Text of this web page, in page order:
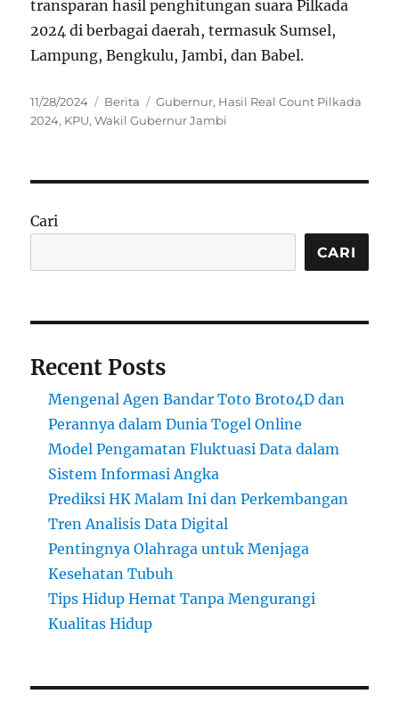
transparan hasil penghitungan suara Pilkada
2024 di berbagai daerah, termasuk Sumsel,
Lampung, Bengkulu, Jambi, dan Babel.
Posted
on
11/28/2024 Categories
Berita Tags
Gubernur, Hasil Real Count Pilkada
2024, KPU,Wakil Gubernur Jambi
Cari
CARI
Recent Posts
Mengenal Agen Bandar Toto Broto4D dan
Perannya dalam Dunia Togel Online
Model Pengamatan Fluktuasi Data dalam
Sistem Informasi Angka
Prediksi HK Malam Ini dan Perkembangan
Tren Analisis Data Digital
Pentingnya Olahraga untuk Menjaga
Kesehatan Tubuh
Tips Hidup Hemat Tanpa Mengurangi
Kualitas Hidup